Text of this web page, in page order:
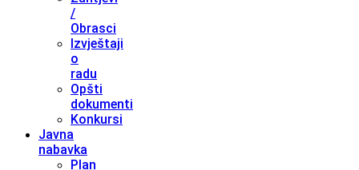
/
Obrasci
Izvještaji
o
radu
Opšti
dokumenti
Konkursi
Javna
nabavka
Plan